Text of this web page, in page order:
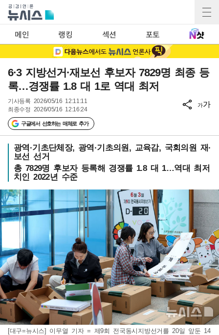
메인 랭킹 섹션 포토
6·3 지방선거·재보선 후보자 7829명 최종 등
록…경쟁률 1.8 대 1로 역대 최저
기사등록 2026/05/16 12:11:11
최종수정 2026/05/16 12:16:24
구글에서 선호하는 매체로 추가
가가
광역·기초단체장, 광역·기초의원, 교육감, 국회의원 재·
보선 선거
총 7829명 후보자 등록해 경쟁률 1.8 대 1…역대 최저
치인 2022년 수준
[대구=뉴시스] 이무열 기자 = 제9회 전국동시지방선거를 20일 앞둔 14